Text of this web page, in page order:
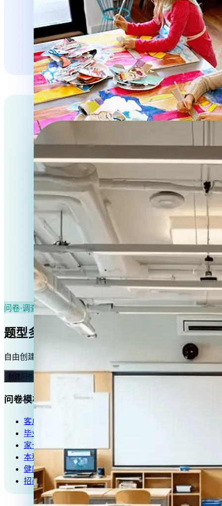
问卷·调查
题型多样，洞悉客户心声
自由创建，题型多样，多渠道发布，多终端管理，数据结果
创建问卷表单
问卷模板
客户满意度调查
毕业生就业问卷
家长调查问卷
本科生课题调研
健康知识问答
招商意向调查